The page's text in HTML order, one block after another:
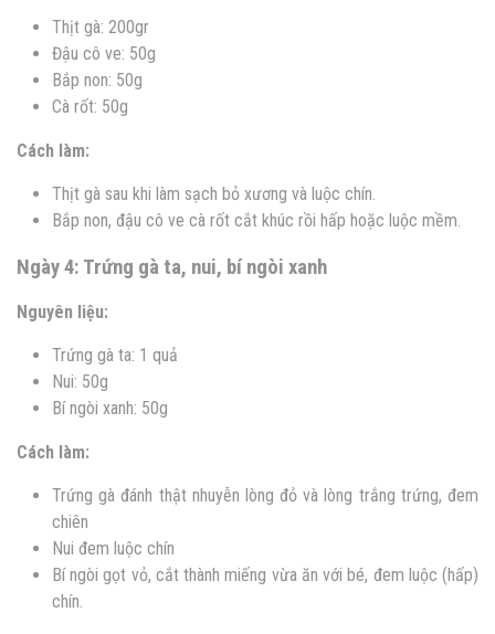
Thịt gà: 200gr
Đậu cô ve: 50g
Bắp non: 50g
Cà rốt: 50g
Cách làm:
Thịt gà sau khi làm sạch bỏ xương và luộc chín.
Bắp non, đậu cô ve cà rốt cắt khúc rồi hấp hoặc luộc mềm.
Ngày 4: Trứng gà ta, nui, bí ngòi xanh
Nguyên liệu:
Trứng gà ta: 1 quả
Nui: 50g
Bí ngòi xanh: 50g
Cách làm:
Trứng gà đánh thật nhuyễn lòng đỏ và lòng trắng trứng, đem
chiên
Nui đem luộc chín
Bí ngòi gọt vỏ, cắt thành miếng vừa ăn với bé, đem luộc (hấp)
chín.